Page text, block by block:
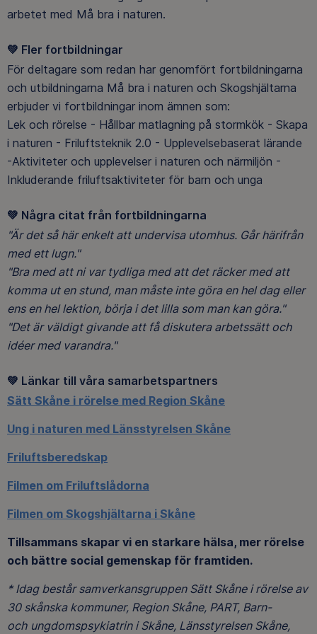
arbetet med Må bra i naturen.
💚 Fler fortbildningar
För deltagare som redan har genomfört fortbildningarna
och utbildningarna Må bra i naturen och Skogshjältarna
erbjuder vi fortbildningar inom ämnen som:
Lek och rörelse - Hållbar matlagning på stormkök - Skapa
i naturen - Friluftsteknik 2.0 - Upplevelsebaserat lärande
-Aktiviteter och upplevelser i naturen och närmiljön -
Inkluderande friluftsaktiviteter för barn och unga
💚 Några citat från fortbildningarna
"Är det så här enkelt att undervisa utomhus. Går härifrån
med ett lugn."
"Bra med att ni var tydliga med att det räcker med att
komma ut en stund, man måste inte göra en hel dag eller
ens en hel lektion, börja i det lilla som man kan göra."
"Det är väldigt givande att få diskutera arbetssätt och
idéer med varandra."
💚 Länkar till våra samarbetspartners
Sätt Skåne i rörelse med Region Skåne
Ung i naturen med Länsstyrelsen Skåne
Friluftsberedskap
Filmen om Friluftslådorna
Filmen om Skogshjältarna i Skåne
Tillsammans skapar vi en starkare hälsa, mer rörelse
och bättre social gemenskap för framtiden.
* Idag består samverkansgruppen Sätt Skåne i rörelse av
30 skånska kommuner, Region Skåne, PART, Barn-
och ungdomspsykiatrin i Skåne, Länsstyrelsen Skåne,